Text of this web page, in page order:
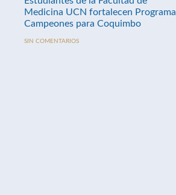
Medicina UCN fortalecen Programa
Campeones para Coquimbo
SIN COMENTARIOS